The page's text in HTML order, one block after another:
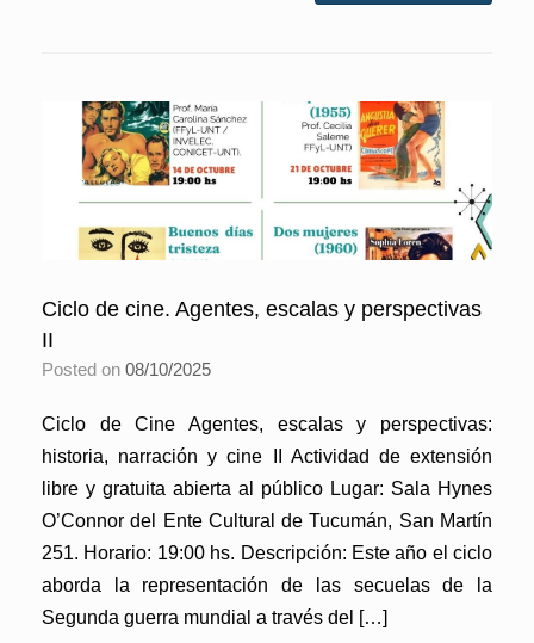
Ciclo de cine. Agentes, escalas y perspectivas
II
Posted on 08/10/2025
Ciclo de Cine Agentes, escalas y perspectivas:
historia, narración y cine II Actividad de extensión
libre y gratuita abierta al público Lugar: Sala Hynes
O’Connor del Ente Cultural de Tucumán, San Martín
251. Horario: 19:00 hs. Descripción: Este año el ciclo
aborda la representación de las secuelas de la
Segunda guerra mundial a través del […]